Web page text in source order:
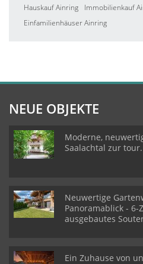
Hauskauf Ainring
Immobilienkauf
Einfamilienhäuser Ainring
NEUE OBJEKTE
Moderne,
Saalachtal zur
Neuwertige
Panoramablick -
ausgebautes
Ein Zuhause von